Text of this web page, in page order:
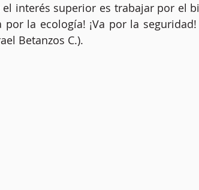
interés superior es trabajar por el
por la ecología! ¡Va por la seguridad!
Betanzos C.).